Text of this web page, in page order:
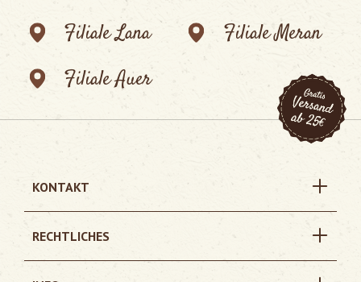
Filiale Lana
Filiale Meran
Filiale Auer
KONTAKT
RECHTLICHES